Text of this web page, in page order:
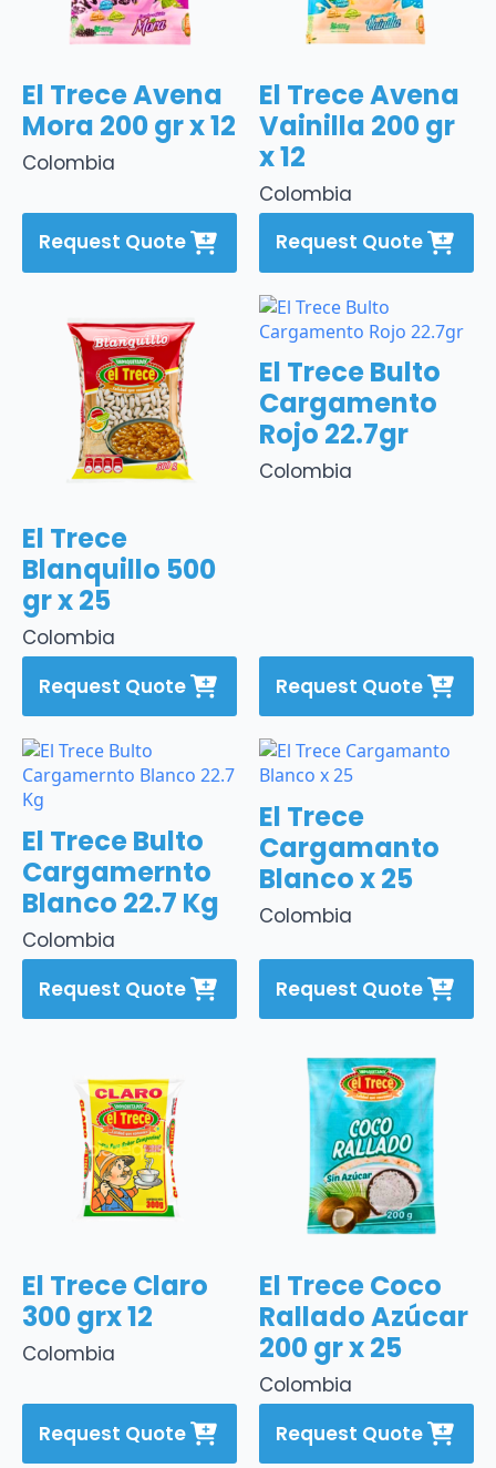
Colombia
El Trece Avena
Mora 200 gr x 12
Request Quote
Colombia
El Trece Avena
Vainilla 200 gr
x 12
Request Quote
Colombia
El Trece
Blanquillo 500
gr x 25
Request Quote
Colombia
El Trece Bulto
Cargamento
Rojo 22.7gr
Request Quote
Colombia
El Trece Bulto
Cargamernto
Blanco 22.7 Kg
Request Quote
Colombia
El Trece
Cargamanto
Blanco x 25
Request Quote
Colombia
El Trece Claro
300 grx 12
Request Quote
Colombia
El Trece Coco
Rallado Azúcar
200 gr x 25
Request Quote